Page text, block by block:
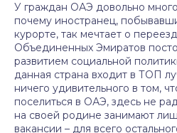
У граждан ОАЭ довольно
почему иностранец,
курорте, так мечтает о
Объединенных Эмиратов
развитием социальной
данная страна входит в ТОП
ничего удивительного в том,
поселиться в ОАЭ, здесь не
на своей родине занимают
вакансии – для всего